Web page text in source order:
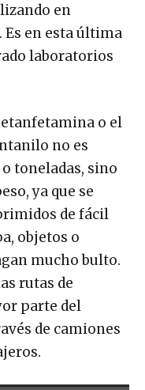
en
Es en esta última
laboratorios
o el
no es
toneladas, sino
ya que se
de fácil
objetos o
mucho bulto.
rutas de
parte del
de camiones